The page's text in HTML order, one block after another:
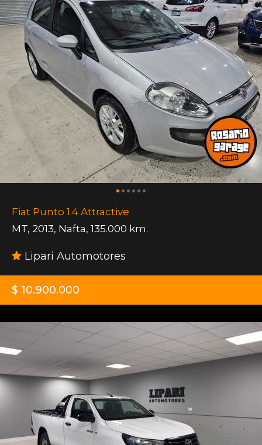
Fiat Punto 1.4 Attractive
MT, 2013, Nafta, 135.000 km.
Lipari Automotores
$ 10.900.000